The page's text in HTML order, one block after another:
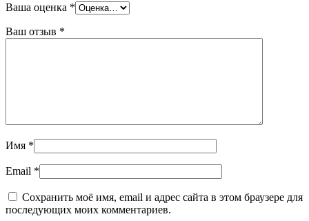
Ваша оценка *
Ваш отзыв *
Имя *
Email *
Сохранить моё имя, email и адрес сайта в этом браузере для
последующих моих комментариев.